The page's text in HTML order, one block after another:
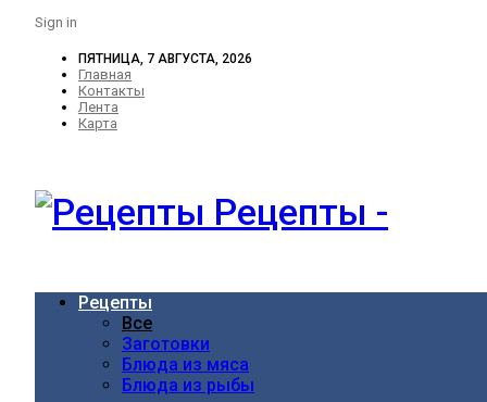
Sign in
ПЯТНИЦА, 7 АВГУСТА, 2026
Главная
Контакты
Лента
Карта
Рецепты -
Рецепты
Все
Заготовки
Блюда из мяса
Блюда из рыбы